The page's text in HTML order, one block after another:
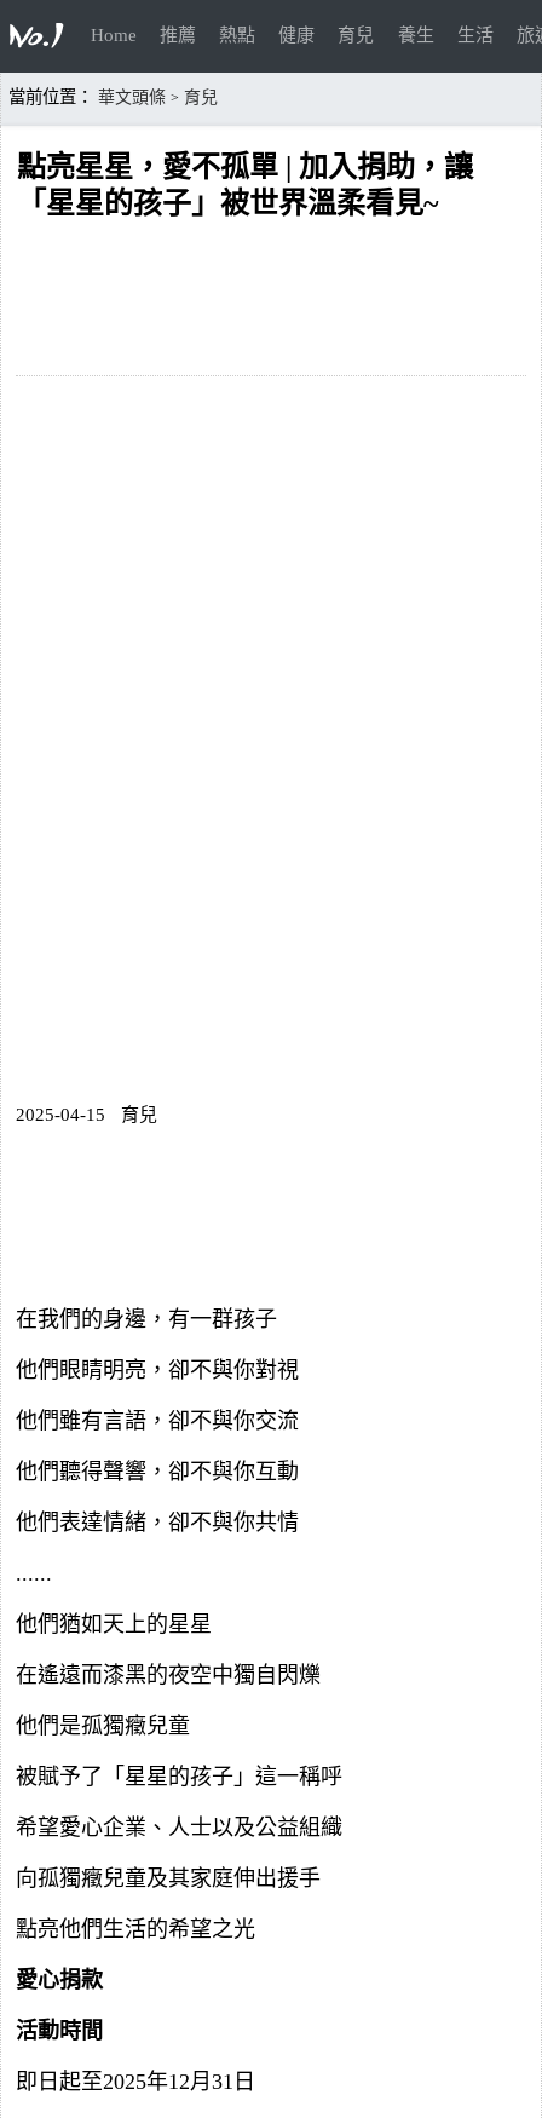
Home 推薦 熱點 健康 育兒 養生 生活 旅
當前位置： 華文頭條 > 育兒
點亮星星，愛不孤單 | 加入捐助，讓
「星星的孩子」被世界溫柔看見~
2025-04-15 育兒
在我們的身邊，有一群孩子
他們眼睛明亮，卻不與你對視
他們雖有言語，卻不與你交流
他們聽得聲響，卻不與你互動
他們表達情緒，卻不與你共情
......
他們猶如天上的星星
在遙遠而漆黑的夜空中獨自閃爍
他們是孤獨癥兒童
被賦予了「星星的孩子」這一稱呼
希望愛心企業、人士以及公益組織
向孤獨癥兒童及其家庭伸出援手
點亮他們生活的希望之光
愛心捐款
活動時間
即日起至2025年12月31日